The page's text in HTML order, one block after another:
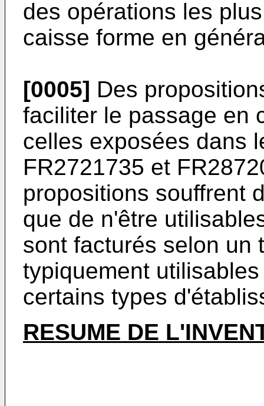
des opérations les
caisse forme en
[0005] Des
faciliter le passage en
celles exposées dans
FR2721735 et
propositions souffrent
que de n'être
sont facturés selon un
typiquement
certains types
RESUME DE